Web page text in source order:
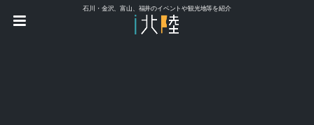
石川・金沢、富山、福井のイベントや観光地等を紹介